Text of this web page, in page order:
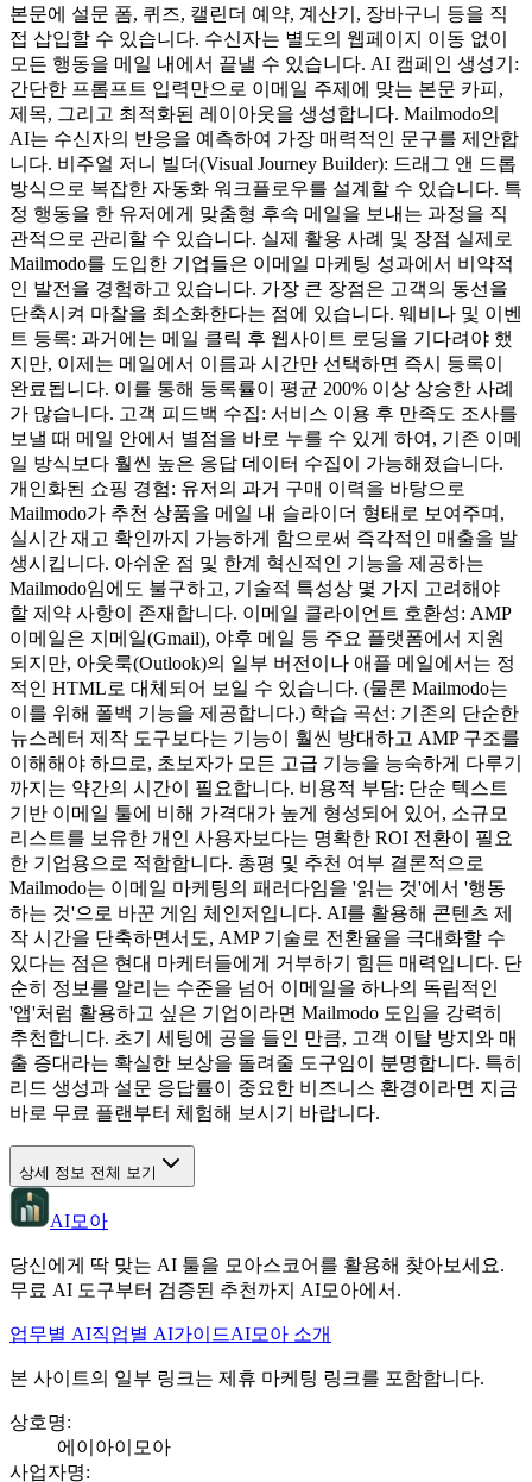
본문에 설문 폼, 퀴즈, 캘린더 예약, 계산기, 장바구니 등을 직
접 삽입할 수 있습니다. 수신자는 별도의 웹페이지 이동 없이
모든 행동을 메일 내에서 끝낼 수 있습니다. AI 캠페인 생성기:
간단한 프롬프트 입력만으로 이메일 주제에 맞는 본문 카피,
제목, 그리고 최적화된 레이아웃을 생성합니다. Mailmodo의
AI는 수신자의 반응을 예측하여 가장 매력적인 문구를 제안합
니다. 비주얼 저니 빌더(Visual Journey Builder): 드래그 앤 드롭
방식으로 복잡한 자동화 워크플로우를 설계할 수 있습니다. 특
정 행동을 한 유저에게 맞춤형 후속 메일을 보내는 과정을 직
관적으로 관리할 수 있습니다. 실제 활용 사례 및 장점 실제로
Mailmodo를 도입한 기업들은 이메일 마케팅 성과에서 비약적
인 발전을 경험하고 있습니다. 가장 큰 장점은 고객의 동선을
단축시켜 마찰을 최소화한다는 점에 있습니다. 웨비나 및 이벤
트 등록: 과거에는 메일 클릭 후 웹사이트 로딩을 기다려야 했
지만, 이제는 메일에서 이름과 시간만 선택하면 즉시 등록이
완료됩니다. 이를 통해 등록률이 평균 200% 이상 상승한 사례
가 많습니다. 고객 피드백 수집: 서비스 이용 후 만족도 조사를
보낼 때 메일 안에서 별점을 바로 누를 수 있게 하여, 기존 이메
일 방식보다 훨씬 높은 응답 데이터 수집이 가능해졌습니다.
개인화된 쇼핑 경험: 유저의 과거 구매 이력을 바탕으로
Mailmodo가 추천 상품을 메일 내 슬라이더 형태로 보여주며,
실시간 재고 확인까지 가능하게 함으로써 즉각적인 매출을 발
생시킵니다. 아쉬운 점 및 한계 혁신적인 기능을 제공하는
Mailmodo임에도 불구하고, 기술적 특성상 몇 가지 고려해야
할 제약 사항이 존재합니다. 이메일 클라이언트 호환성: AMP
이메일은 지메일(Gmail), 야후 메일 등 주요 플랫폼에서 지원
되지만, 아웃룩(Outlook)의 일부 버전이나 애플 메일에서는 정
적인 HTML로 대체되어 보일 수 있습니다. (물론 Mailmodo는
이를 위해 폴백 기능을 제공합니다.) 학습 곡선: 기존의 단순한
뉴스레터 제작 도구보다는 기능이 훨씬 방대하고 AMP 구조를
이해해야 하므로, 초보자가 모든 고급 기능을 능숙하게 다루기
까지는 약간의 시간이 필요합니다. 비용적 부담: 단순 텍스트
기반 이메일 툴에 비해 가격대가 높게 형성되어 있어, 소규모
리스트를 보유한 개인 사용자보다는 명확한 ROI 전환이 필요
한 기업용으로 적합합니다. 총평 및 추천 여부 결론적으로
Mailmodo는 이메일 마케팅의 패러다임을 '읽는 것'에서 '행동
하는 것'으로 바꾼 게임 체인저입니다. AI를 활용해 콘텐츠 제
작 시간을 단축하면서도, AMP 기술로 전환율을 극대화할 수
있다는 점은 현대 마케터들에게 거부하기 힘든 매력입니다. 단
순히 정보를 알리는 수준을 넘어 이메일을 하나의 독립적인
'앱'처럼 활용하고 싶은 기업이라면 Mailmodo 도입을 강력히
추천합니다. 초기 세팅에 공을 들인 만큼, 고객 이탈 방지와 매
출 증대라는 확실한 보상을 돌려줄 도구임이 분명합니다. 특히
리드 생성과 설문 응답률이 중요한 비즈니스 환경이라면 지금
바로 무료 플랜부터 체험해 보시기 바랍니다.
상세 정보 전체 보기
AI모아
당신에게 딱 맞는 AI 툴을 모아스코어를 활용해 찾아보세요.
무료 AI 도구부터 검증된 추천까지 AI모아에서.
업무별 AI직업별 AI가이드AI모아 소개
본 사이트의 일부 링크는 제휴 마케팅 링크를 포함합니다.
상호명:
에이아이모아
사업자명: